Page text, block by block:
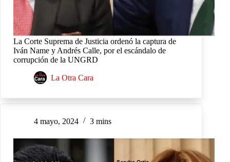
La Corte Suprema de Justicia ordenó la captura de
Iván Name y Andrés Calle, por el escándalo de
corrupción de la UNGRD
La Otra Cara
4 mayo, 2024 3 mins